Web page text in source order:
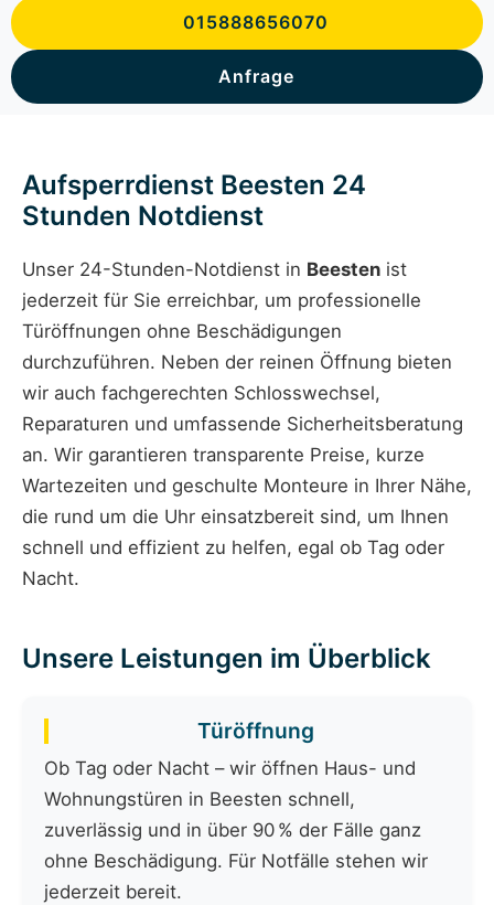
015888656070
Anfrage
Aufsperrdienst Beesten 24
Stunden Notdienst
Unser 24-Stunden-Notdienst in Beesten ist
jederzeit für Sie erreichbar, um professionelle
Türöffnungen ohne Beschädigungen
durchzuführen. Neben der reinen Öffnung bieten
wir auch fachgerechten Schlosswechsel,
Reparaturen und umfassende Sicherheitsberatung
an. Wir garantieren transparente Preise, kurze
Wartezeiten und geschulte Monteure in Ihrer Nähe,
die rund um die Uhr einsatzbereit sind, um Ihnen
schnell und effizient zu helfen, egal ob Tag oder
Nacht.
Unsere Leistungen im Überblick
Türöffnung
Ob Tag oder Nacht – wir öffnen Haus- und
Wohnungstüren in Beesten schnell,
zuverlässig und in über 90 % der Fälle ganz
ohne Beschädigung. Für Notfälle stehen wir
jederzeit bereit.